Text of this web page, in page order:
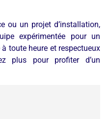
ou un projet d’installation,
expérimentée pour un
toute heure et respectueux
plus pour profiter d’un